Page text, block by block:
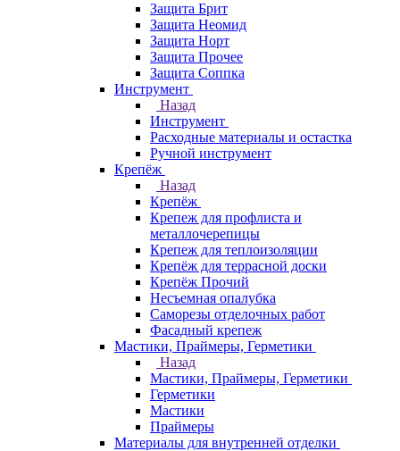
Защита Брит
Защита Неомид
Защита Норт
Защита Прочее
Защита Соппка
Инструмент
Назад
Инструмент
Расходные материалы и остастка
Ручной инструмент
Крепёж
Назад
Крепёж
Крепеж для профлиста и
металлочерепицы
Крепеж для теплоизоляции
Крепёж для террасной доски
Крепёж Прочий
Несъемная опалубка
Саморезы отделочных работ
Фасадный крепеж
Мастики, Праймеры, Герметики
Назад
Мастики, Праймеры, Герметики
Герметики
Мастики
Праймеры
Материалы для внутренней отделки